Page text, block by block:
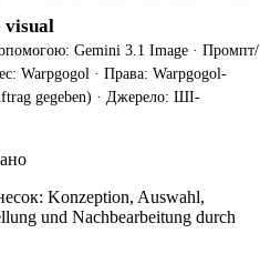
visual
Gemini 3.1 Image · Промпт/
Warpgogol · Права: Warpgogol-
gegeben) · Джерело: ШІ-
Konzeption, Auswahl,
und Nachbearbeitung durch